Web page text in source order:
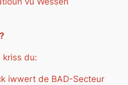
kriss du:
iwwert de BAD-Secteur